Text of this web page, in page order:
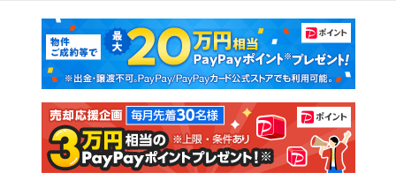
新築マンション 中古マンション
新築一戸建て 中古一戸建て
注文住宅 土地
売却査定
マンションカタログ 教えて！住まいの先生